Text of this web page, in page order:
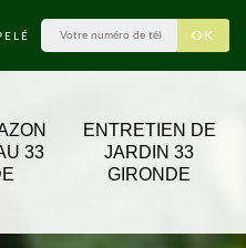
33
ENTRETIEN DE
JARDIN 33
GIRONDE